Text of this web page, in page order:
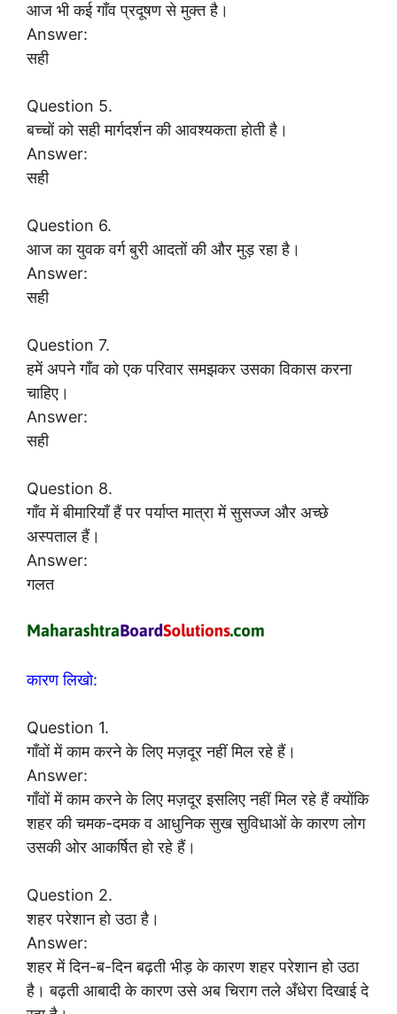
आज भी कई गाँव प्रदूषण से मुक्त है।
Answer:
सही
Question 5.
बच्चों को सही मार्गदर्शन की आवश्यकता होती है।
Answer:
सही
Question 6.
आज का युवक वर्ग बुरी आदतों की और मुड़ रहा है।
Answer:
सही
Question 7.
हमें अपने गाँव को एक परिवार समझकर उसका विकास करना
चाहिए।
Answer:
सही
Question 8.
गाँव में बीमारियाँ हैं पर पर्याप्त मात्रा में सुसज्ज और अच्छे
अस्पताल हैं।
Answer:
गलत
कारण लिखो:
Question 1.
गाँवों में काम करने के लिए मज़दूर नहीं मिल रहे हैं।
Answer:
गाँवों में काम करने के लिए मज़दूर इसलिए नहीं मिल रहे हैं क्योंकि
शहर की चमक-दमक व आधुनिक सुख सुविधाओं के कारण लोग
उसकी ओर आकर्षित हो रहे हैं।
Question 2.
शहर परेशान हो उठा है।
Answer:
शहर में दिन-ब-दिन बढ़ती भीड़ के कारण शहर परेशान हो उठा
है। बढ़ती आबादी के कारण उसे अब चिराग तले अँधेरा दिखाई दे